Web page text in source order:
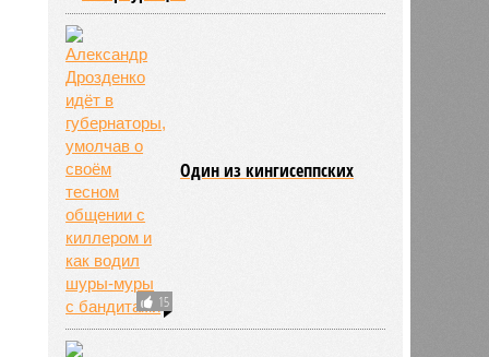
15
Один из кингисеппских